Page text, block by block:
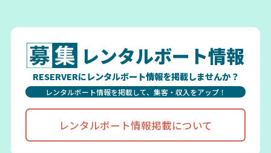
レンタルボート情報
RESERVERにレンタルボート情報を掲載しませんか？
レンタルボート情報を掲載して、集客・収入をアップ！
レンタルボート情報掲載について